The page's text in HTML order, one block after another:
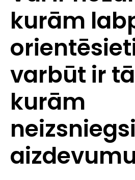
kurām
varbūt ir
kurām